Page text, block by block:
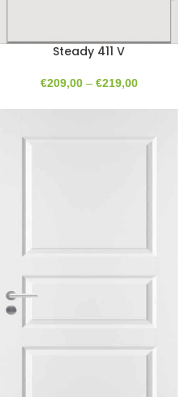
Steady 411 V
€209,00– €219,00